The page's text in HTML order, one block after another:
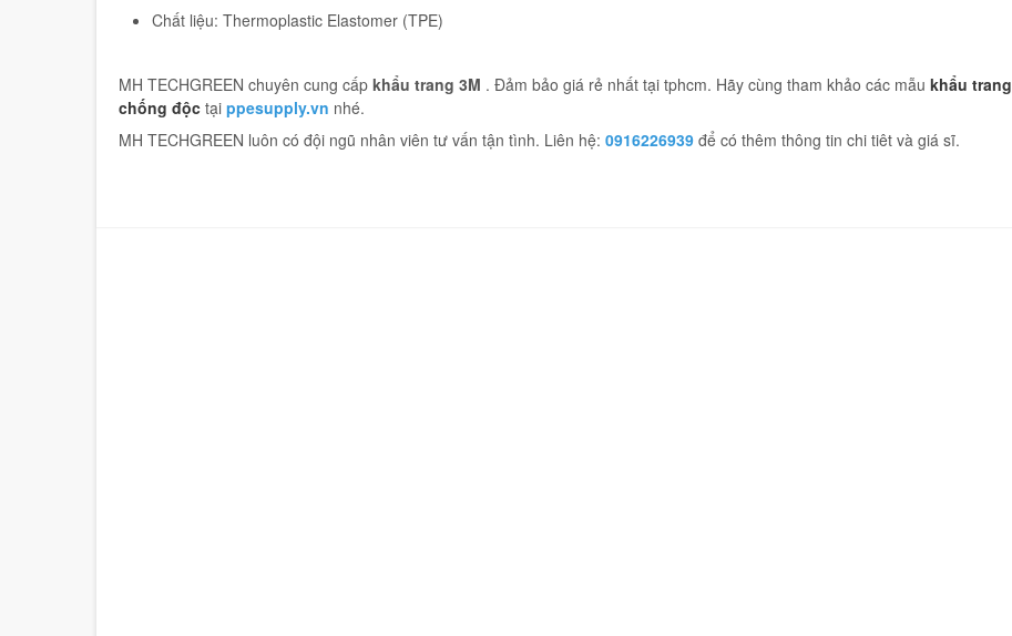
Chất liệu: Thermoplastic Elastomer (TPE)
MH TECHGREEN chuyên cung cấp khẩu trang 3M . Đảm bảo giá rẻ nhất tại tphcm. Hãy cùng tham khảo các mẫu khẩu trang
chống độc tại ppesupply.vn nhé.
MH TECHGREEN luôn có đội ngũ nhân viên tư vấn tận tình. Liên hệ: 0916226939 để có thêm thông tin chi tiêt và giá sĩ.